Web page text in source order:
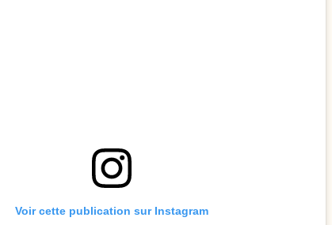
Voir cette publication sur Instagram